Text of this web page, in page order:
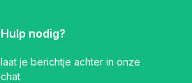
Hulp nodig?
laat je berichtje achter in onze
chat